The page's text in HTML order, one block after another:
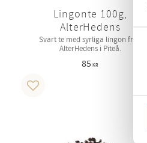
Lingonte 100g,
AlterHedens
Svart te med syrliga lingon från
AlterHedens i Piteå.
85 KR
Lägg till i favoriter